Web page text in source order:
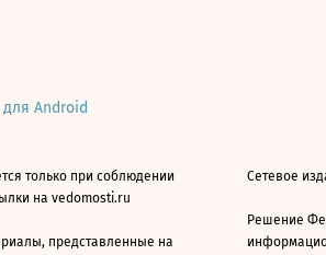
для Android
только при соблюдении
на vedomosti.ru
представленные на
Сетевое
Решение